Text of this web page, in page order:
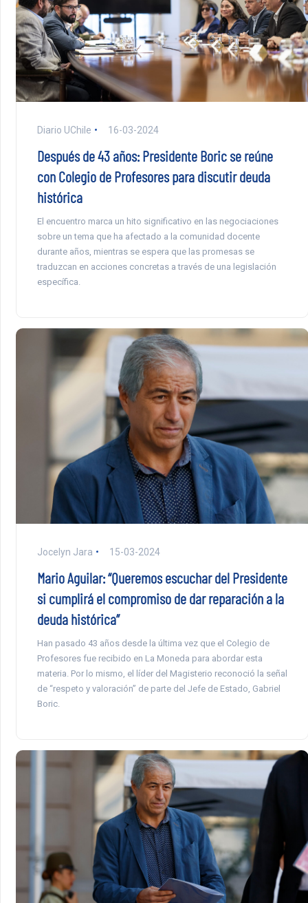
Diario UChile 16-03-2024
Después de 43 años: Presidente Boric se reúne
con Colegio de Profesores para discutir deuda
histórica
El encuentro marca un hito significativo en las negociaciones
sobre un tema que ha afectado a la comunidad docente
durante años, mientras se espera que las promesas se
traduzcan en acciones concretas a través de una legislación
específica.
Jocelyn Jara 15-03-2024
Mario Aguilar: “Queremos escuchar del Presidente
si cumplirá el compromiso de dar reparación a la
deuda histórica”
Han pasado 43 años desde la última vez que el Colegio de
Profesores fue recibido en La Moneda para abordar esta
materia. Por lo mismo, el líder del Magisterio reconoció la señal
de “respeto y valoración” de parte del Jefe de Estado, Gabriel
Boric.